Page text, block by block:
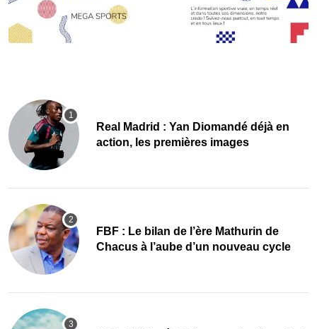
Real Madrid : Yan Diomandé déjà en
action, les premières images
FBF : Le bilan de l’ère Mathurin de
Chacus à l’aube d’un nouveau cycle